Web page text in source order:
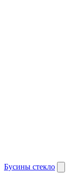
Бусины стекло